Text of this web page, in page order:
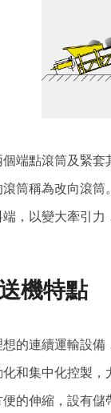
端點滾筒及緊套
筒稱為改向滾
，以變大牽引
機特點
的連續運輸設備
和集中化控製
的伸縮，設有